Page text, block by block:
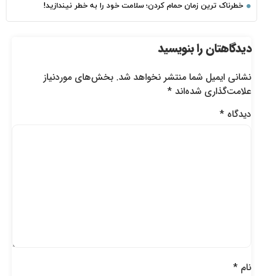
خطرناک‌ ترین زمان‌ حمام کردن؛ سلامت خود را به خطر نیندازید!
دیدگاهتان را بنویسید
نشانی ایمیل شما منتشر نخواهد شد. بخش‌های موردنیاز
علامت‌گذاری شده‌اند*
دیدگاه*
نام*